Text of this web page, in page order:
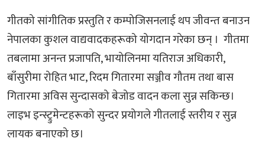
गीतको सांगीतिक प्रस्तुति र कम्पोजिसनलाई थप जीवन्त बनाउन
नेपालका कुशल वाद्यवादकहरूको योगदान गरेका छन् । गीतमा
तबलामा अनन्त प्रजापति, भायोलिनमा यतिराज अधिकारी,
बाँसुरीमा रोहित भाट, रिदम गितारमा सञ्जीव गौतम तथा बास
गितारमा अविस सुन्दासको बेजोड वादन कला सुन्न सकिन्छ।
लाइभ इन्स्ट्रुमेन्टहरूको सुन्दर प्रयोगले गीतलाई स्तरीय र सुन्न
लायक बनाएको छ।